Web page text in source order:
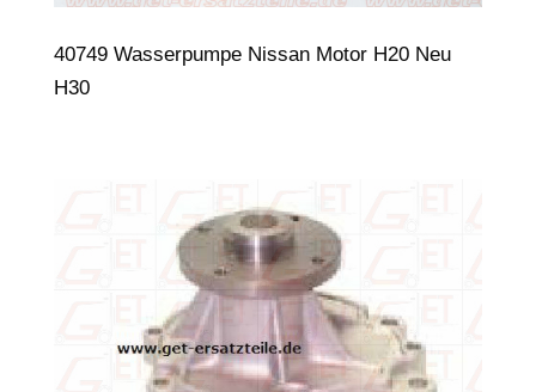
40749 Wasserpumpe Nissan Motor H20 Neu
H30